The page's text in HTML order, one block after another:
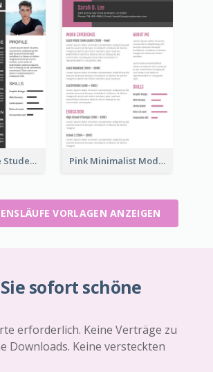
Black College Student Resume Pink Minimalist Modern Resume
VORLAGEN ANZEIGEN
sofort schöne
erforderlich. Keine Verträge zu
Downloads. Keine versteckten